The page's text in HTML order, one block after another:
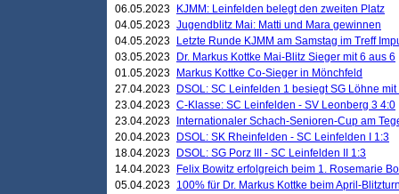
06.05.2023
KJMM: Leinfelden belegt den zweiten Platz
04.05.2023 Jugendblitz Mai: Matti und Mara gewinnen
04.05.2023
Letzte Runde KJMM am Samstag im Treff
03.05.2023
Dr. Markus Kottke Mai-Blitz Sieger mit 6 aus 6
01.05.2023
Markus Kottke Co-Sieger in Mönchfeld
27.04.2023
DSOL: SC Leinfelden 1 besiegt SG Löhne mit
23.04.2023 C-Klasse: SC Leinfelden - SV Leonberg 3 4:0
23.04.2023
Internationaler Schach-Senioren-Cup am
20.04.2023
DSOL: SK Rheinfelden - SC Leinfelden I 1:3
18.04.2023
DSOL: SG Porz III - SC Leinfelden II 1:3
14.04.2023
Felix Bowitz erfolgreich beim 1. Rosemarie
05.04.2023 100% für Dr. Markus Kottke beim April-